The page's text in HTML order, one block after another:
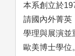
本系創立於
請國內外菁英
學理與展演並
歐美博士學位